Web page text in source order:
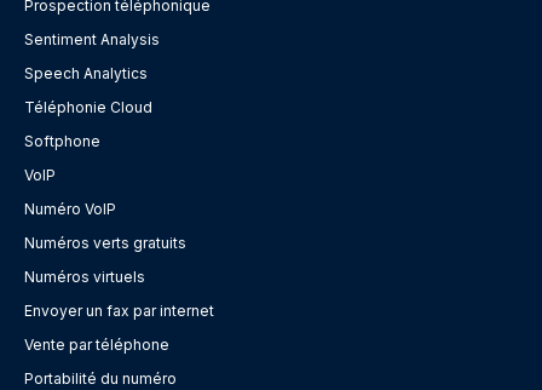
Prospection téléphonique
Sentiment Analysis
Speech Analytics
Téléphonie Cloud
Softphone
VoIP
Numéro VoIP
Numéros verts gratuits
Numéros virtuels
Envoyer un fax par internet
Vente par téléphone
Portabilité du numéro